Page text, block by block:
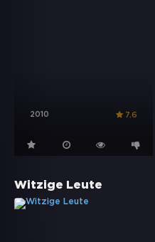
2010 7.6
Witzige Leute